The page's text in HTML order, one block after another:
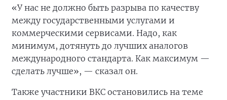
«У нас не должно быть разрыва по качеству
между государственными услугами и
коммерческими сервисами. Надо, как
минимум, дотянуть до лучших аналогов
международного стандарта. Как максимум —
сделать лучше», — сказал он.
Также участники ВКС остановились на теме